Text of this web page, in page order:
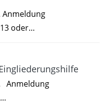
Anmeldung
oder…
Anmeldung